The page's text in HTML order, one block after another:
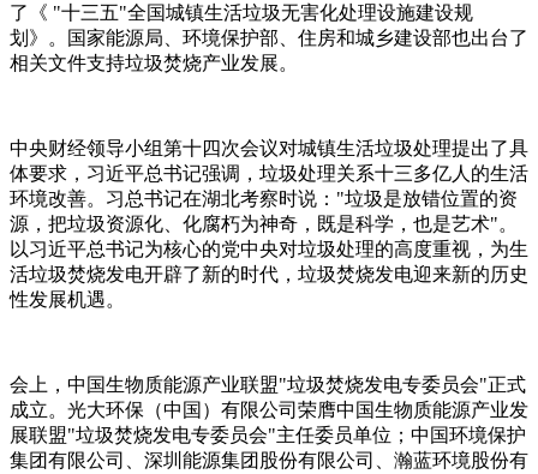
了《 "十三五"全国城镇生活垃圾无害化处理设施建设规
划》。国家能源局、环境保护部、住房和城乡建设部也出台了
相关文件支持垃圾焚烧产业发展。
中央财经领导小组第十四次会议对城镇生活垃圾处理提出了具
体要求，习近平总书记强调，垃圾处理关系十三多亿人的生活
环境改善。习总书记在湖北考察时说："垃圾是放错位置的资
源，把垃圾资源化、化腐朽为神奇，既是科学，也是艺术"。
以习近平总书记为核心的党中央对垃圾处理的高度重视，为生
活垃圾焚烧发电开辟了新的时代，垃圾焚烧发电迎来新的历史
性发展机遇。
会上，中国生物质能源产业联盟"垃圾焚烧发电专委员会"正式
成立。光大环保（中国）有限公司荣膺中国生物质能源产业发
展联盟"垃圾焚烧发电专委员会"主任委员单位；中国环境保护
集团有限公司、深圳能源集团股份有限公司、瀚蓝环境股份有